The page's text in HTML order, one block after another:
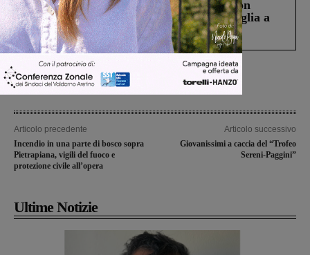
Scomparso da una struttura di Castiglion
Fiorentino l’uomo che aveva ucciso la figlia a
Levane nel 2020
Articolo precedente
Incendio in una parte di bosco sopra
Pietrapiana, vigili del fuoco e
protezione civile all’opera
Articolo successivo
Giovanissimi a caccia del “Trofeo
Sereni-Paggini”
Ultime Notizie